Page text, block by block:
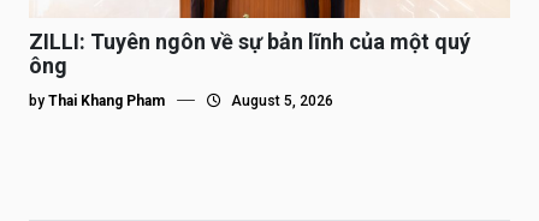
ZILLI: Tuyên ngôn về sự bản lĩnh của một quý
ông
by Thai Khang Pham August 5, 2026